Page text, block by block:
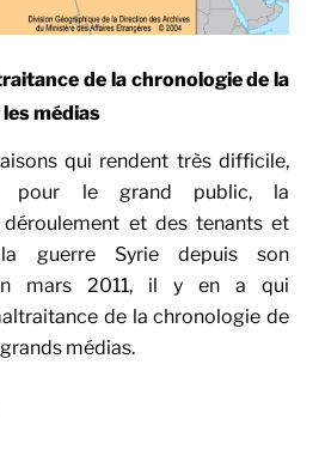
de la chronologie de la
médias
qui rendent très difficile,
pour le grand public, la
et des tenants et
guerre Syrie depuis son
mars 2011, il y en a qui
de la chronologie de
médias.